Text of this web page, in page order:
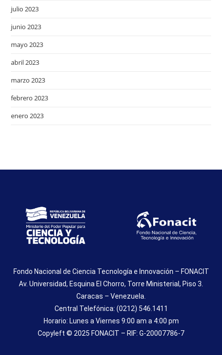
julio 2023
junio 2023
mayo 2023
abril 2023
marzo 2023
febrero 2023
enero 2023
Fondo Nacional de Ciencia Tecnología e Innovación – FONACIT
Av. Universidad, Esquina El Chorro, Torre Ministerial, Piso 3.
Caracas – Venezuela.
Central Telefónica: (0212) 546.1411
Horario: Lunes a Viernes 9:00 am a 4:00 pm
Copyleft © 2025 FONACIT – RIF: G-20007786-7